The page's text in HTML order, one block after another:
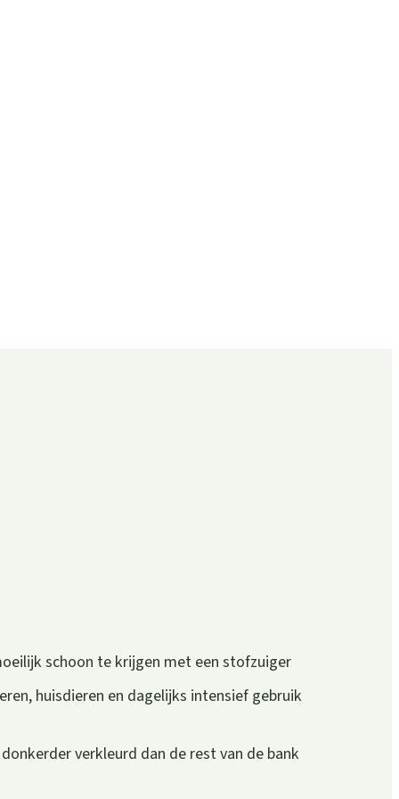
schoon te krijgen met een stofzuiger
huisdieren en dagelijks intensief gebruik
verkleurd dan de rest van de bank